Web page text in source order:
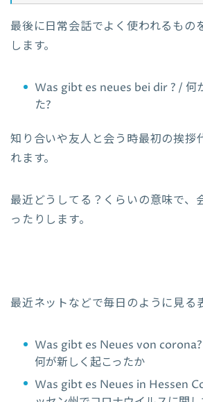
最後に日常会話でよく使われるもの
します。
Was gibt es neues bei dir ? / 何
た?
知り合いや友人と会う時最初の挨拶
れます。
最近どうしてる？くらいの意味で、
ったりします。
最近ネットなどで毎日のように見る
Was gibt es Neues von corona?
何が新しく起こったか
Was gibt es Neues in Hessen